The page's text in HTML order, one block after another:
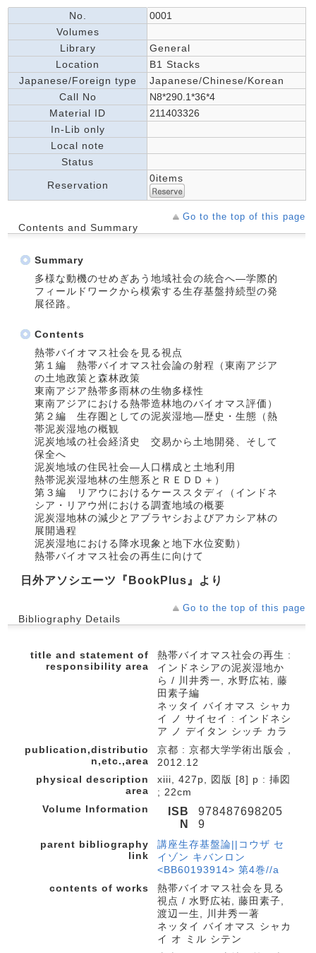
No.
0001
Volumes
Library
General
Location
B1 Stacks
Japanese/Foreign type
Japanese/Chinese/Korean
Call No
N8*290.1*36*4
Material ID
211403326
In-Lib only
Local note
Status
Reservation
0items
Go to the top of this page
Contents and Summary
Summary
多様な動機のせめぎあう地域社会の統合へ―学際的
フィールドワークから模索する生存基盤持続型の発
展径路。
Contents
熱帯バイオマス社会を見る視点
第１編 熱帯バイオマス社会論の射程（東南アジア
の土地政策と森林政策
東南アジア熱帯多雨林の生物多様性
東南アジアにおける熱帯造林地のバイオマス評価）
第２編 生存圏としての泥炭湿地―歴史・生態（熱
帯泥炭湿地の概観
泥炭地域の社会経済史 交易から土地開発、そして
保全へ
泥炭地域の住民社会―人口構成と土地利用
熱帯泥炭湿地林の生態系とＲＥＤＤ＋）
第３編 リアウにおけるケーススタディ（インドネ
シア・リアウ州における調査地域の概要
泥炭湿地林の減少とアブラヤシおよびアカシア林の
展開過程
泥炭湿地における降水現象と地下水位変動）
熱帯バイオマス社会の再生に向けて
日外アソシエーツ『BookPlus』より
Go to the top of this page
Bibliography Details
title and statement of
responsibility area
熱帯バイオマス社会の再生 :
インドネシアの泥炭湿地か
ら / 川井秀一, 水野広祐, 藤
田素子編
ネッタイ バイオマス シャカ
イ ノ サイセイ : インドネシ
ア ノ デイタン シッチ カラ
publication,distributio
n,etc.,area
京都 : 京都大学学術出版会 ,
2012.12
physical description
area
xiii, 427p, 図版 [8] p : 挿図
; 22cm
Volume Information
ISB
N
978487698205
9
parent bibliography
link
講座生存基盤論||コウザ セ
イゾン キバンロン
<BB60193914> 第4巻//a
contents of works
熱帯バイオマス社会を見る
視点 / 水野広祐, 藤田素子,
渡辺一生, 川井秀一著
ネッタイ バイオマス シャカ
イ オ ミル シテン